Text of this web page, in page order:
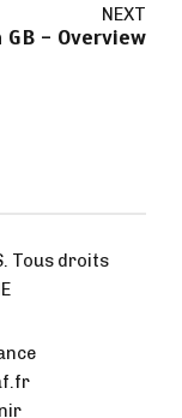
NEXT
- Overview
Tous droits